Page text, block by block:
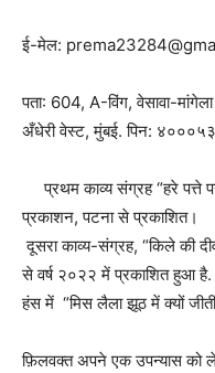
ई-मेल:
पता: 604, A-विंग, वेसावा-मांगेला
अँधेरी वेस्ट, मुंबई. पिन: ४०००५३
प्रथम काव्य संग्रह “हरे पत्ते पर
प्रकाशन, पटना से प्रकाशित।
दूसरा काव्य-संग्रह, “किले की
से वर्ष २०२२ में प्रकाशित हुआ है.
हंस में “मिस लैला झूठ में क्यों
फ़िलवक्त अपने एक उपन्यास को